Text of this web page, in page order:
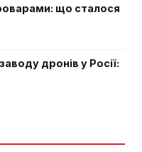
що сталося
дронів у Росії: